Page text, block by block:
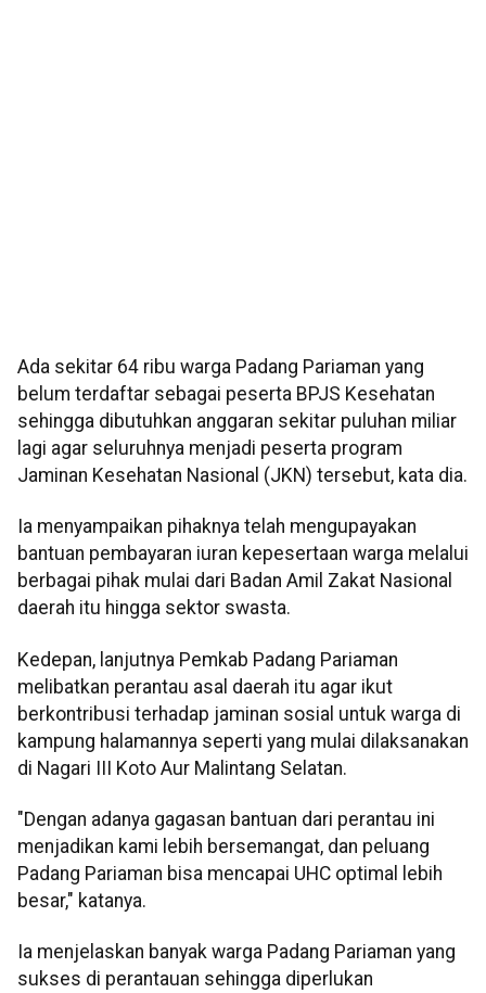
Ada sekitar 64 ribu warga Padang Pariaman yang
belum terdaftar sebagai peserta BPJS Kesehatan
sehingga dibutuhkan anggaran sekitar puluhan miliar
lagi agar seluruhnya menjadi peserta program
Jaminan Kesehatan Nasional (JKN) tersebut, kata dia.
Ia menyampaikan pihaknya telah mengupayakan
bantuan pembayaran iuran kepesertaan warga melalui
berbagai pihak mulai dari Badan Amil Zakat Nasional
daerah itu hingga sektor swasta.
Kedepan, lanjutnya Pemkab Padang Pariaman
melibatkan perantau asal daerah itu agar ikut
berkontribusi terhadap jaminan sosial untuk warga di
kampung halamannya seperti yang mulai dilaksanakan
di Nagari III Koto Aur Malintang Selatan.
"Dengan adanya gagasan bantuan dari perantau ini
menjadikan kami lebih bersemangat, dan peluang
Padang Pariaman bisa mencapai UHC optimal lebih
besar," katanya.
Ia menjelaskan banyak warga Padang Pariaman yang
sukses di perantauan sehingga diperlukan